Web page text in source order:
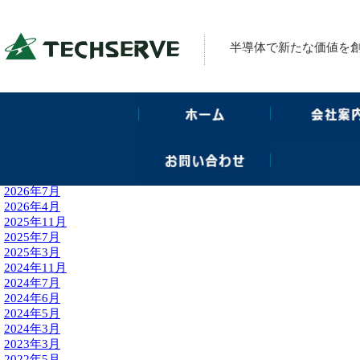
半導体で新たな価値を
2026年7月
2026年4月
2025年11月
2025年7月
2025年3月
2024年11月
2024年7月
2024年6月
2024年5月
2024年3月
2023年3月